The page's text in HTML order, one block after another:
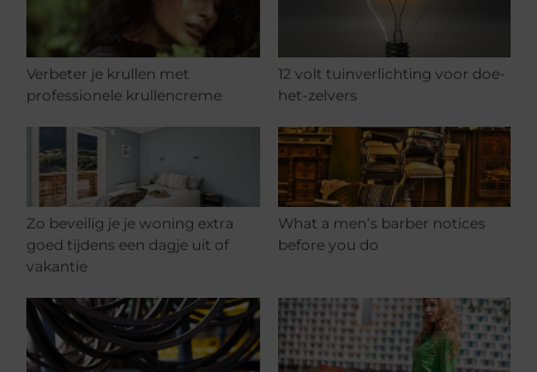
Verbeter je krullen met
professionele krullencreme
12 volt tuinverlichting voor doe-
het-zelvers
Zo beveilig je je woning extra
goed tijdens een dagje uit of
vakantie
What a men’s barber notices
before you do